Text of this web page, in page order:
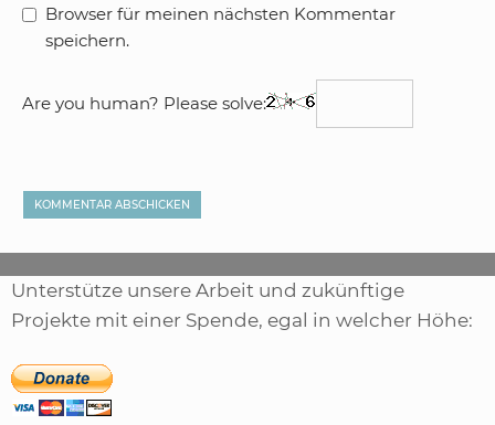
Browser für meinen nächsten Kommentar
speichern.
Are you human? Please solve:
Unterstütze unsere Arbeit und zukünftige
Projekte mit einer Spende, egal in welcher Höhe: